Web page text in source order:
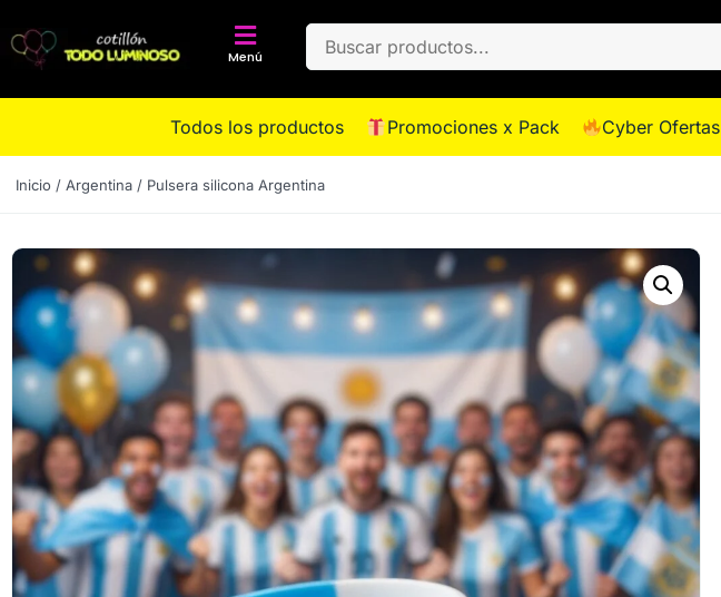
Menú
Todos los productos Promociones x Pack Cyber Ofertas
Inicio / Argentina / Pulsera silicona Argentina